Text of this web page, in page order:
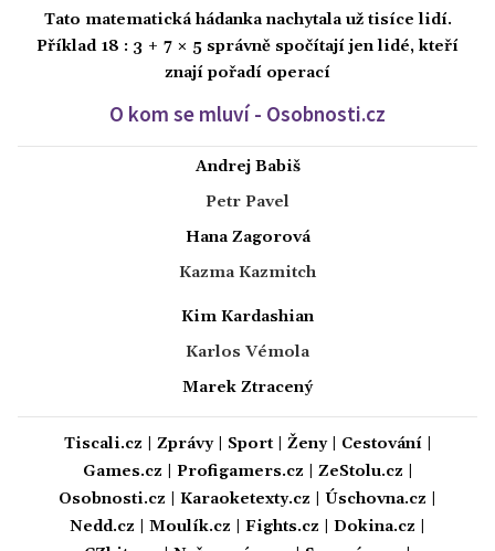
Tato matematická hádanka nachytala už tisíce lidí.
Příklad 18 : 3 + 7 × 5 správně spočítají jen lidé, kteří
znají pořadí operací
O kom se mluví - Osobnosti.cz
Andrej Babiš
Petr Pavel
Hana Zagorová
Kazma Kazmitch
Kim Kardashian
Karlos Vémola
Marek Ztracený
Tiscali.cz Zprávy| Sport| Ženy| Cestování|
Games.cz
Profigamers.cz ZeStolu.cz
Osobnosti.cz
Karaoketexty.cz Úschovna.cz
Nedd.cz
Moulík.cz Fights.cz Dokina.cz